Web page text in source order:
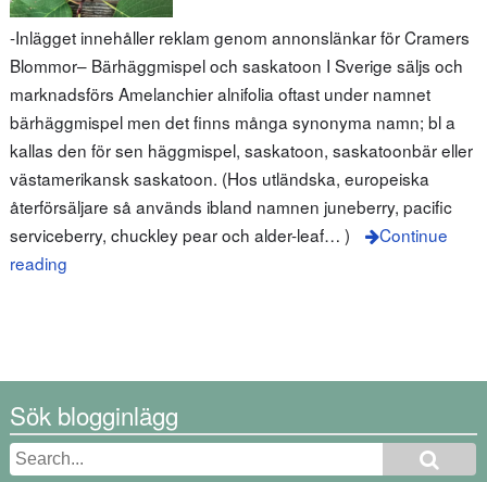
-Inlägget innehåller reklam genom annonslänkar för Cramers
Blommor– Bärhäggmispel och saskatoon I Sverige säljs och
marknadsförs Amelanchier alnifolia oftast under namnet
bärhäggmispel men det finns många synonyma namn; bl a
kallas den för sen häggmispel, saskatoon, saskatoonbär eller
västamerikansk saskatoon. (Hos utländska, europeiska
återförsäljare så används ibland namnen juneberry, pacific
serviceberry, chuckley pear och alder-leaf… )
Continue
reading
Sök blogginlägg